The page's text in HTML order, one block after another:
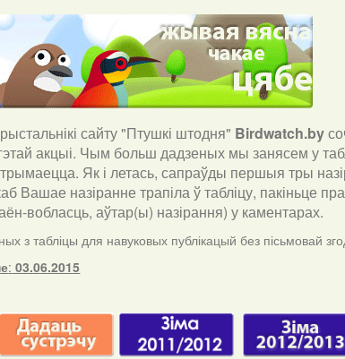
сайту "Птушкі штодня" Birdwatch.by
акцыі. Чым больш дадзеных мы занясем у
Як і летась, сапраўды першыя тры
Вашае назіранне трапіла ў табліцу, пакіньце
вобласць, аўтар(ы) назірання) у каментарах.
з табліцы для навуковых публікацый без пісьмовай
: 03.06.2015